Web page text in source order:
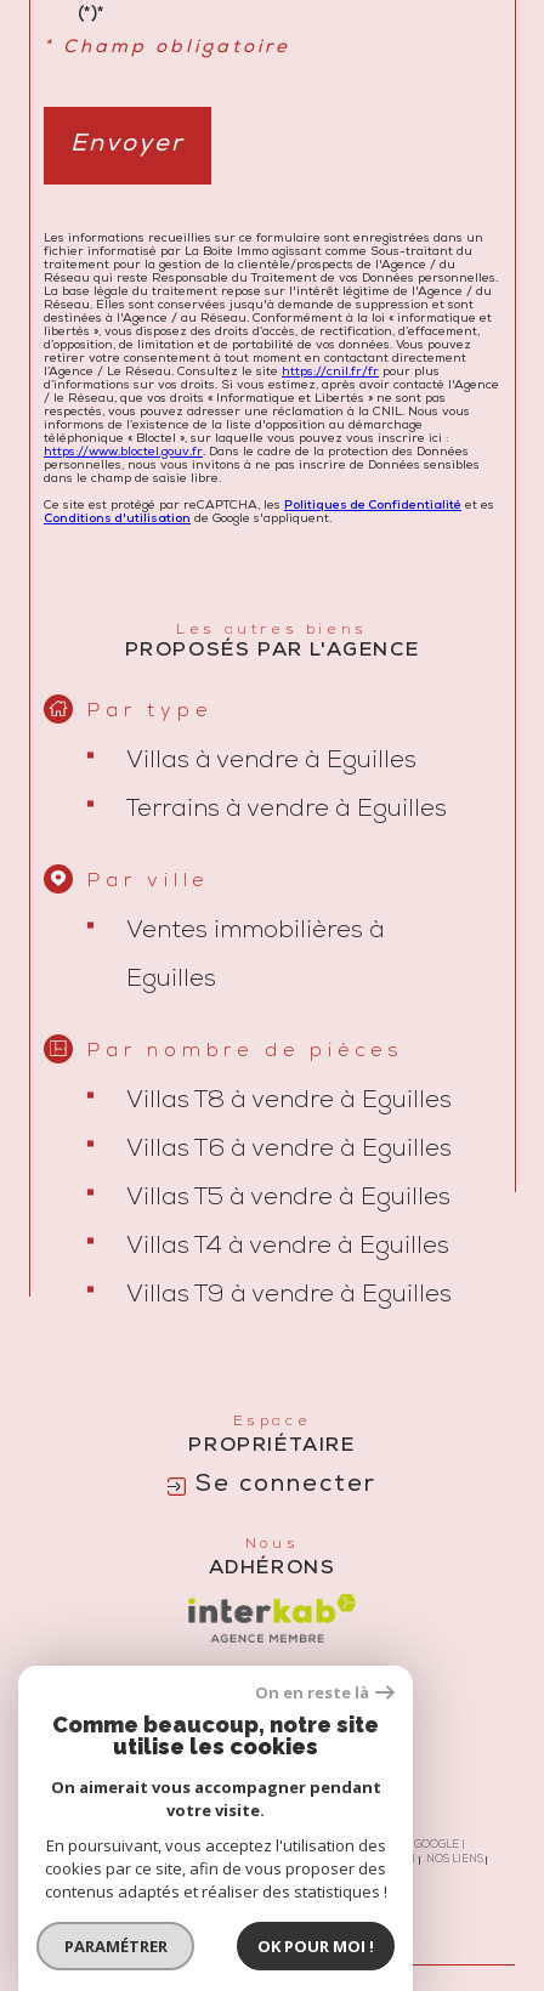
(*)*
* Champ obligatoire
Envoyer
Les informations recueillies sur ce formulaire sont enregistrées dans un
fichier informatisé par La Boite Immo agissant comme Sous-traitant du
traitement pour la gestion de la clientèle/prospects de l'Agence / du
Réseau qui reste Responsable du Traitement de vos Données personnelles.
La base légale du traitement repose sur l'intérêt légitime de l'Agence / du
Réseau. Elles sont conservées jusqu'à demande de suppression et sont
destinées à l'Agence / au Réseau. Conformément à la loi « informatique et
libertés », vous disposez des droits d’accès, de rectification, d’effacement,
d’opposition, de limitation et de portabilité de vos données. Vous pouvez
retirer votre consentement à tout moment en contactant directement
l’Agence / Le Réseau. Consultez le site https://cnil.fr/fr pour plus
d’informations sur vos droits. Si vous estimez, après avoir contacté l'Agence
/ le Réseau, que vos droits « Informatique et Libertés » ne sont pas
respectés, vous pouvez adresser une réclamation à la CNIL. Nous vous
informons de l’existence de la liste d'opposition au démarchage
téléphonique « Bloctel », sur laquelle vous pouvez vous inscrire ici :
https://www.bloctel.gouv.fr. Dans le cadre de la protection des Données
personnelles, nous vous invitons à ne pas inscrire de Données sensibles
dans le champ de saisie libre.
Ce site est protégé par reCAPTCHA, les Politiques de Confidentialité et es
Conditions d'utilisation de Google s'appliquent.
Les autres biens
PROPOSÉS PAR L'AGENCE
Par type
Villas à vendre à Eguilles
Terrains à vendre à Eguilles
Par ville
Ventes immobilières à
Eguilles
Par nombre de pièces
Villas T8 à vendre à Eguilles
Villas T6 à vendre à Eguilles
Villas T5 à vendre à Eguilles
Villas T4 à vendre à Eguilles
Villas T9 à vendre à Eguilles
Espace
PROPRIÉTAIRE
Se connecter
Nous
ADHÉRONS
© 2026 | TOUS DROITS RÉSERVÉS | TRADUCTION POWERED BY GOOGLE |
NOS HONORAIRES
PLAN DU SITE MENTIONS LÉGALES ADMIN
NOS LIENS
POLITIQUE RGPD
COOKIES
On en reste là
Comme beaucoup, notre site
utilise les cookies
On aimerait vous accompagner pendant
votre visite.
En poursuivant, vous acceptez l'utilisation des
cookies par ce site, afin de vous proposer des
contenus adaptés et réaliser des statistiques !
PARAMÉTRER OK POUR MOI !